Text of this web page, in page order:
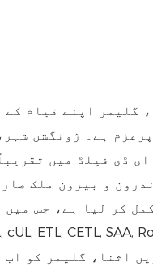
و بیرون ملک
کر لیا ہے، جس